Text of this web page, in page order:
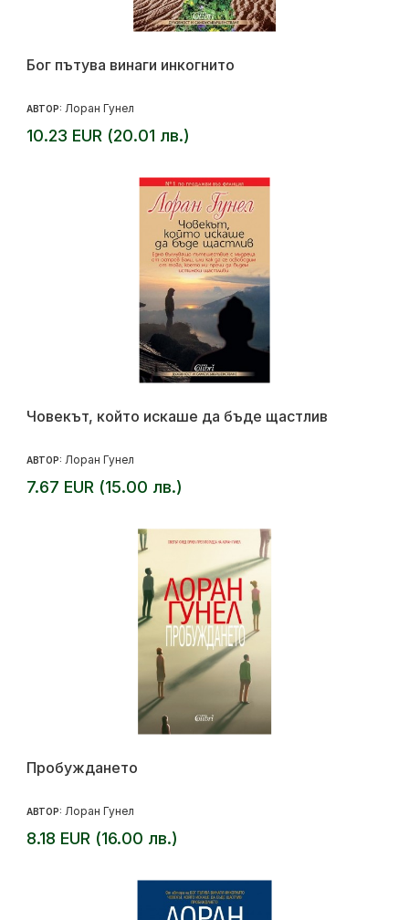
Бог пътува винаги инкогнито
АВТОР: Лоран Гунел
10.23 EUR (20.01 лв.)
Човекът, който искаше да бъде щастлив
АВТОР: Лоран Гунел
7.67 EUR (15.00 лв.)
Пробуждането
АВТОР: Лоран Гунел
8.18 EUR (16.00 лв.)